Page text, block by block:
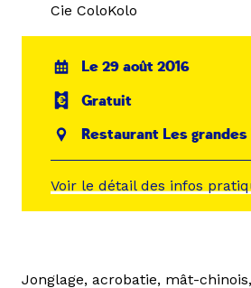
Cie ColoKolo
Le 29 août 2016
Gratuit
Restaurant Les
Voir le détail des infos
Jonglage, acrobatie, mât-